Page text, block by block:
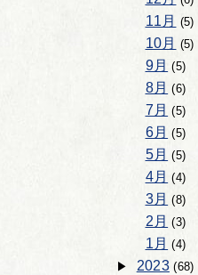
11月 (5)
10月 (5)
9月 (5)
8月 (6)
7月 (5)
6月 (5)
5月 (5)
4月 (4)
3月 (8)
2月 (3)
1月 (4)
2023(68)